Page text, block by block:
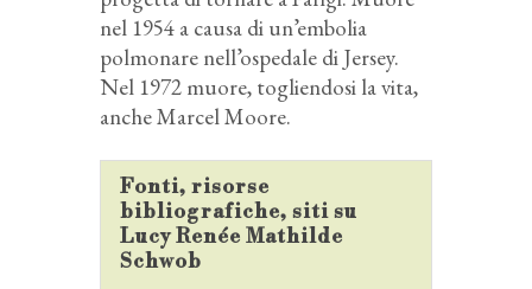
nel 1954 a causa di un’embolia
polmonare nell’ospedale di Jersey.
Nel 1972 muore, togliendosi la vita,
anche Marcel Moore.
Fonti, risorse
bibliografiche, siti su
Lucy Renée Mathilde
Schwob